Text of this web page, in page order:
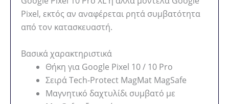
Pixel, εκτός αν αναφέρεται ρητά συμβατότητα
από τον κατασκευαστή.
Βασικά χαρακτηριστικά
Θήκη για Google Pixel 10 / 10 Pro
Σειρά Tech-Protect MagMat MagSafe
Μαγνητικό δαχτυλίδι συμβατό με